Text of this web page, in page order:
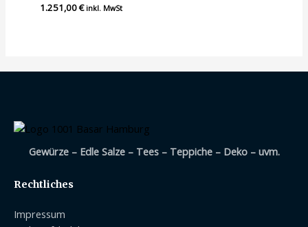
Bewertet
mit
1.251,00€ inkl. MwSt
Gewürze – Edle Salze – Tees – Teppiche – Deko – uvm.
Rechtliches
Impressum